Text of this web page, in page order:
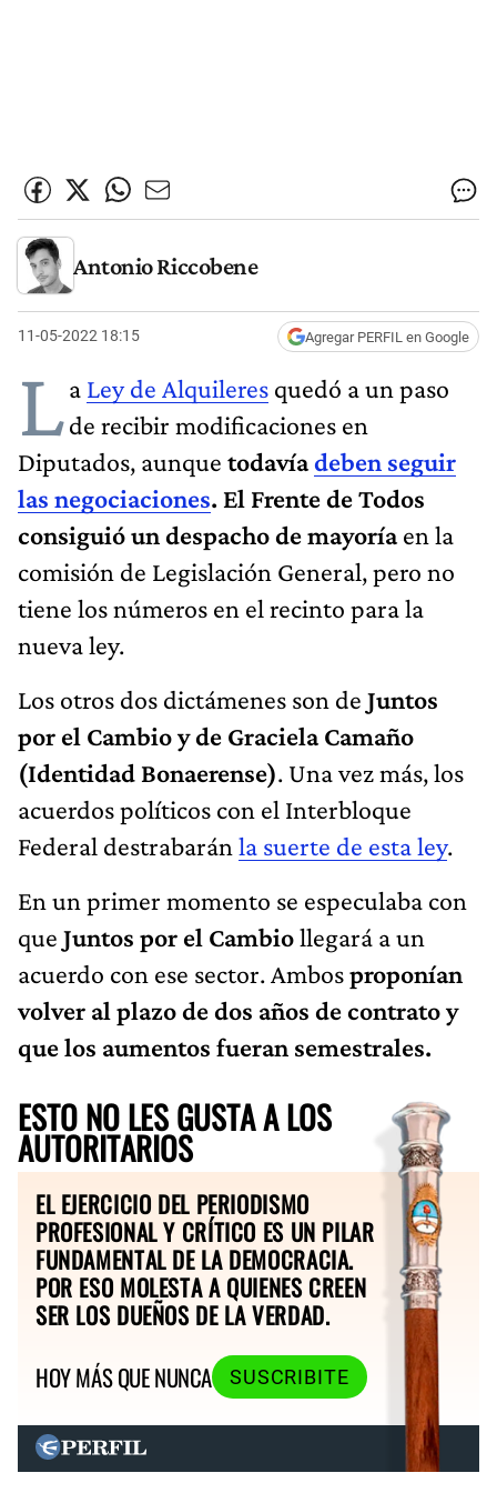
Antonio Riccobene
11-05-2022 18:15 Agregar PERFIL en Google
La Ley de Alquileres quedó a un paso
de recibir modificaciones en
Diputados, aunque todavíadeben seguir
las negociaciones. El Frente de Todos
consiguió un despacho de mayoríaen la
comisión de Legislación General, pero no
tiene los números en el recinto para la
nueva ley.
Los otros dos dictámenes son de Juntos
por el Cambio y de Graciela Camaño
(Identidad Bonaerense). Una vez más, los
acuerdos políticos con el Interbloque
Federal destrabarán la suerte de esta ley.
En un primer momento se especulaba con
que Juntos por el Cambiollegará a un
acuerdo con ese sector. Ambosproponían
volver al plazo de dos años de contrato y
que los aumentos fueran semestrales.
ESTO NO LES GUSTA A LOS
AUTORITARIOS
EL EJERCICIO DEL PERIODISMO
PROFESIONAL Y CRÍTICO ES UN PILAR
FUNDAMENTAL DE LA DEMOCRACIA.
POR ESO MOLESTA A QUIENES CREEN
SER LOS DUEÑOS DE LA VERDAD.
HOY MÁS QUE NUNCA
SUSCRIBITE